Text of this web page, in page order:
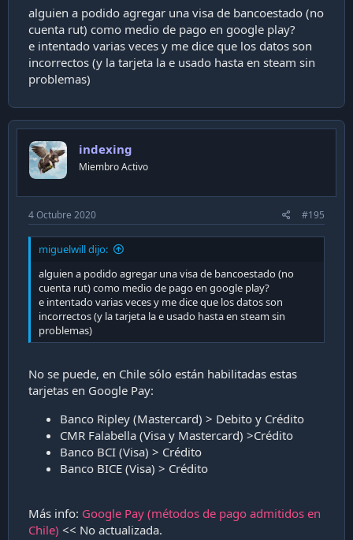
alguien a podido agregar una visa de bancoestado (no
cuenta rut) como medio de pago en google play?
e intentado varias veces y me dice que los datos son
incorrectos (y la tarjeta la e usado hasta en steam sin
problemas)
indexing
Miembro Activo
4 Octubre 2020 #195
miguelwill dijo:
alguien a podido agregar una visa de bancoestado (no
cuenta rut) como medio de pago en google play?
e intentado varias veces y me dice que los datos son
incorrectos (y la tarjeta la e usado hasta en steam sin
problemas)
No se puede, en Chile sólo están habilitadas estas
tarjetas en Google Pay:
Banco Ripley (Mastercard) > Debito y Crédito
CMR Falabella (Visa y Mastercard) >Crédito
Banco BCI (Visa) > Crédito
Banco BICE (Visa) > Crédito
Más info: Google Pay (métodos de pago admitidos en
Chile) << No actualizada.